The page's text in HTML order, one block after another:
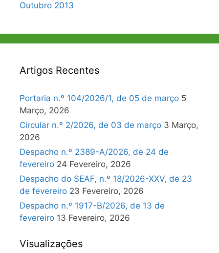
Outubro 2013
Artigos Recentes
Portaria n.º 104/2026/1, de 05 de março 5
Março, 2026
Circular n.º 2/2026, de 03 de março 3 Março,
2026
Despacho n.º 2389-A/2026, de 24 de
fevereiro 24 Fevereiro, 2026
Despacho do SEAF, n.º 18/2026-XXV, de 23
de fevereiro 23 Fevereiro, 2026
Despacho n.º 1917-B/2026, de 13 de
fevereiro 13 Fevereiro, 2026
Visualizações